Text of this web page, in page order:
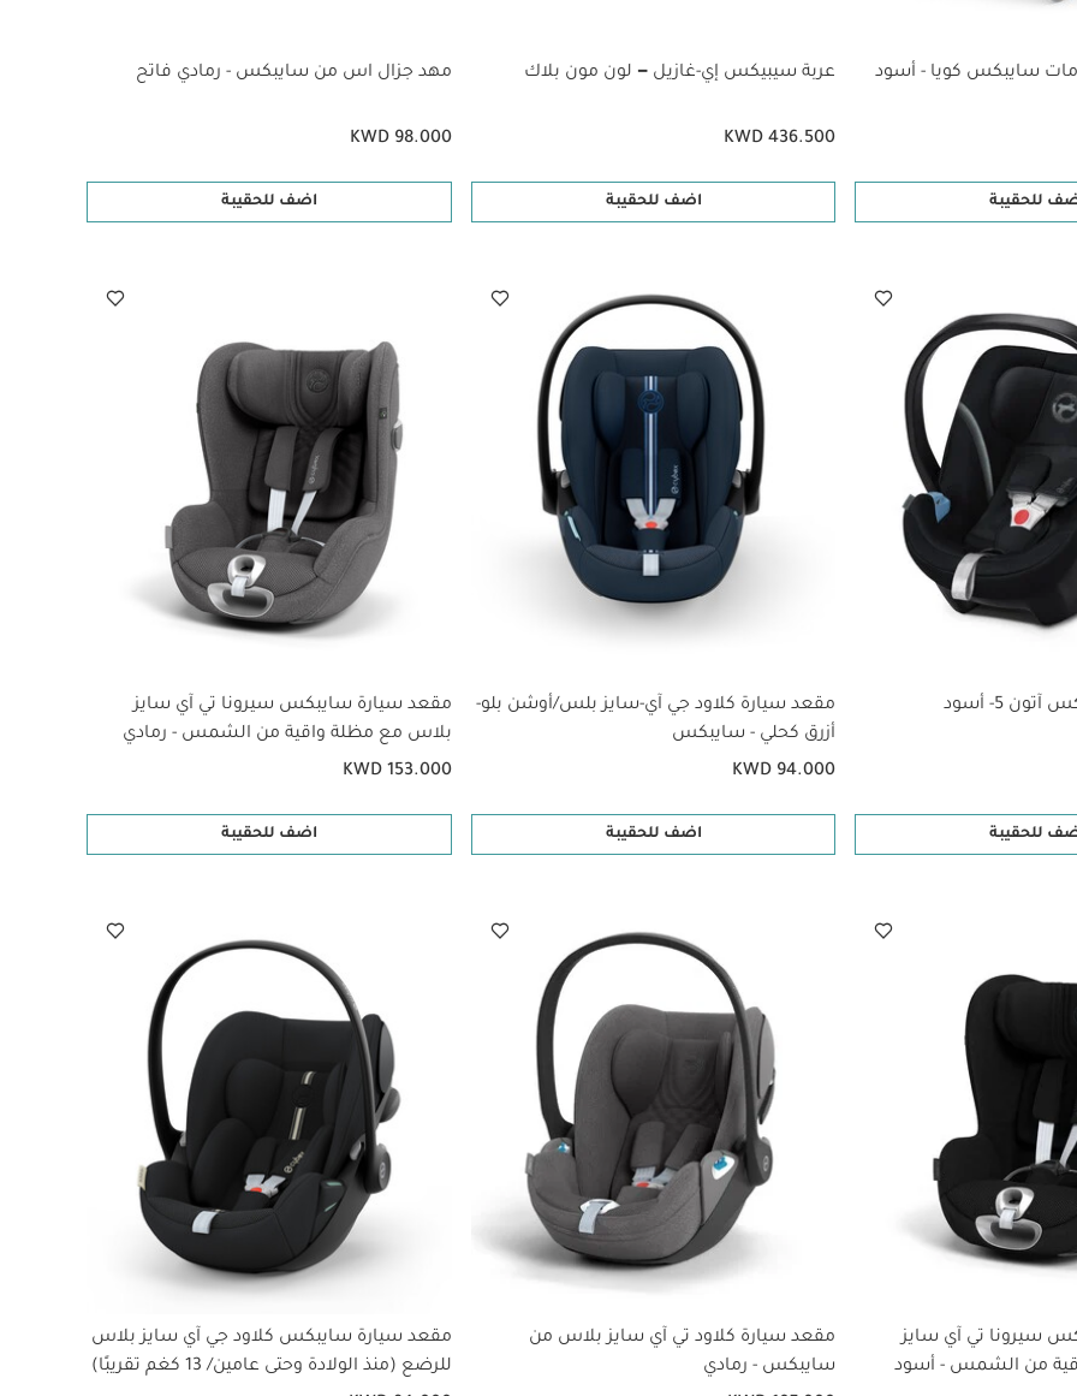
سايبكس كويا - أسود
للحقيبة
عربة سيبيكس إي-غازيل ‒ لون مون بلاك
KWD 436.500
اضف للحقيبة
مهد جزال اس من سايبكس - رمادي فاتح
KWD 98.000
اضف للحقيبة
5- أسود
للحقيبة
مقعد سيارة كلاود جي آي-سايز بلس/أوشن بلو-
أزرق كحلي - سايبكس
KWD 94.000
اضف للحقيبة
مقعد سيارة سايبكس سيرونا تي آي سايز
بلاس مع مظلة واقية من الشمس - رمادي
KWD 153.000
اضف للحقيبة
سيرونا تي آي سايز
من الشمس - أسود
مقعد سيارة كلاود تي آي سايز بلاس من
سايبكس - رمادي
مقعد سيارة سايبكس كلاود جي آي سايز بلاس
للرضع (منذ الولادة وحتى عامين/ 13 كغم تقريبًا)